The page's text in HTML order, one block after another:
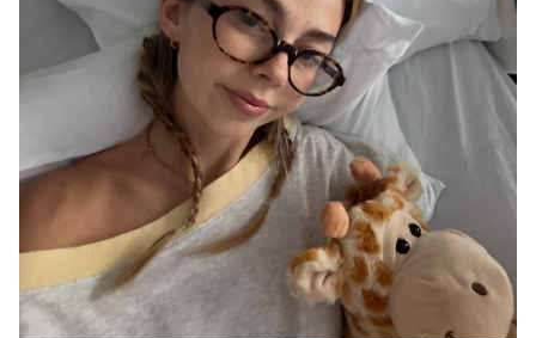
HEIMUR